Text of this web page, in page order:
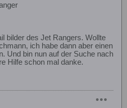
bilder des Jet Rangers. Wollte
ich habe dann aber einen
Und bin nun auf der Suche nach
Hilfe schon mal danke.